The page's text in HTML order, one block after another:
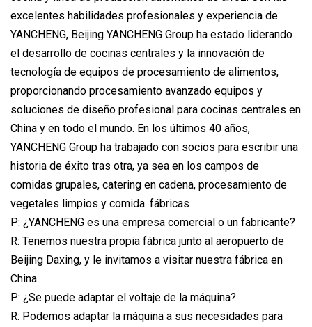
excelentes habilidades profesionales y experiencia de
YANCHENG, Beijing YANCHENG Group ha estado liderando
el desarrollo de cocinas centrales y la innovación de
tecnología de equipos de procesamiento de alimentos,
proporcionando procesamiento avanzado equipos y
soluciones de diseño profesional para cocinas centrales en
China y en todo el mundo. En los últimos 40 años,
YANCHENG Group ha trabajado con socios para escribir una
historia de éxito tras otra, ya sea en los campos de
comidas grupales, catering en cadena, procesamiento de
vegetales limpios y comida. fábricas
P: ¿YANCHENG es una empresa comercial o un fabricante?
R: Tenemos nuestra propia fábrica junto al aeropuerto de
Beijing Daxing, y le invitamos a visitar nuestra fábrica en
China.
P: ¿Se puede adaptar el voltaje de la máquina?
R: Podemos adaptar la máquina a sus necesidades para